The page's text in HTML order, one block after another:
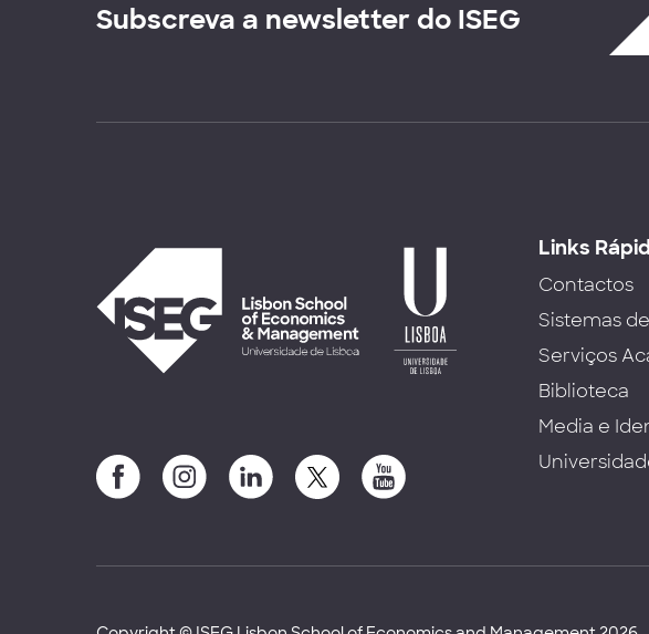
Subscreva a newsletter do ISEG
Links
Contactos
Sistemas
Serviços
Biblioteca
Media e